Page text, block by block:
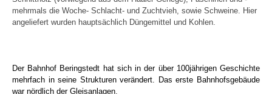
mehrmals die Woche- Schlacht- und Zuchtvieh, sowie Schweine. Hier
angeliefert wurden hauptsächlich Düngemittel und Kohlen.
Der Bahnhof Beringstedt hat sich in der über 100jährigen Geschichte
mehrfach in seine Strukturen verändert. Das erste Bahnhofsgebäude
war nördlich der Gleisanlagen.